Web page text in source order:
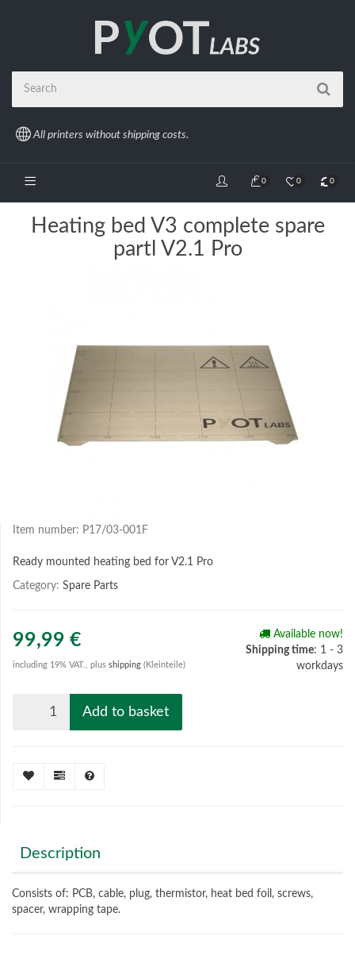
All printers without shipping costs.
0 0 0
Heating bed V3 complete spare
partl V2.1 Pro
Item number: P17/03-001F
Ready mounted heating bed for V2.1 Pro
Category: Spare Parts
99,99 €
including 19% VAT., plus shipping (Kleinteile)
Available now!
Shipping time: 1 - 3
workdays
Add to basket
Description
Consists of: PCB, cable, plug, thermistor, heat bed foil, screws,
spacer, wrapping tape.